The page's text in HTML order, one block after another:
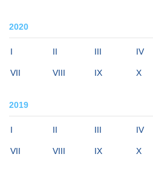
2020
I II III IV
VII VIII IX X
2019
I II III IV
VII VIII IX X